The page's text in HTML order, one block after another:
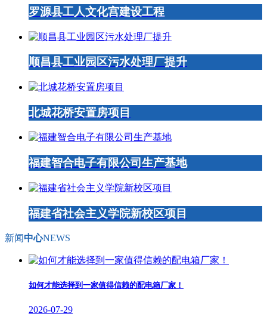
罗源县工人文化宫建设工程
顺昌县工业园区污水处理厂提升
北城花桥安置房项目
福建智合电子有限公司生产基地
福建省社会主义学院新校区项目
新闻中心NEWS
如何才能选择到一家值得信赖的配电箱厂家！
2026-07-29